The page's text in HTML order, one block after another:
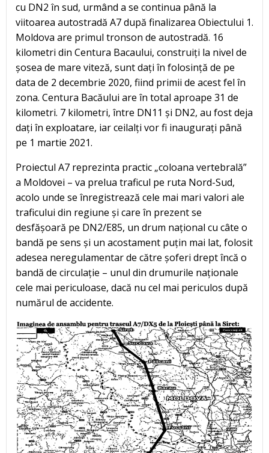
cu DN2 în sud, urmând a se continua până la
viitoarea autostradă A7 după finalizarea Obiectului 1.
Moldova are primul tronson de autostradă. 16
kilometri din Centura Bacaului, construiți la nivel de
șosea de mare viteză, sunt dați în folosință de pe
data de 2 decembrie 2020, fiind primii de acest fel în
zona. Centura Bacăului are în total aproape 31 de
kilometri. 7 kilometri, între DN11 și DN2, au fost deja
dați în exploatare, iar ceilalți vor fi inaugurați până
pe 1 martie 2021.
Proiectul A7 reprezinta practic „coloana vertebrală”
a Moldovei – va prelua traficul pe ruta Nord-Sud,
acolo unde se înregistrează cele mai mari valori ale
traficului din regiune și care în prezent se
desfășoară pe DN2/E85, un drum național cu câte o
bandă pe sens și un acostament puțin mai lat, folosit
adesea neregulamentar de către șoferi drept încă o
bandă de circulație – unul din drumurile naționale
cele mai periculoase, dacă nu cel mai periculos după
numărul de accidente.